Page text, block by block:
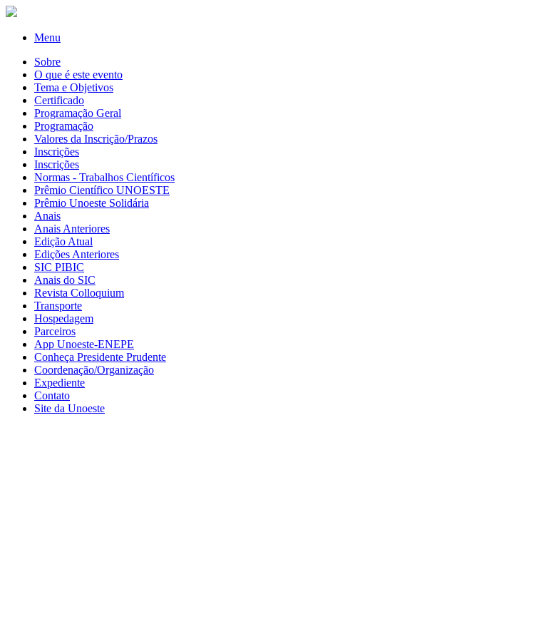
Menu
Sobre
O que é este evento
Tema e Objetivos
Certificado
Programação Geral
Programação
Valores da Inscrição/Prazos
Inscrições
Inscrições
Normas - Trabalhos Científicos
Prêmio Científico UNOESTE
Prêmio Unoeste Solidária
Anais
Anais Anteriores
Edição Atual
Edições Anteriores
SIC PIBIC
Anais do SIC
Revista Colloquium
Transporte
Hospedagem
Parceiros
App Unoeste-ENEPE
Conheça Presidente Prudente
Coordenação/Organização
Expediente
Contato
Site da Unoeste